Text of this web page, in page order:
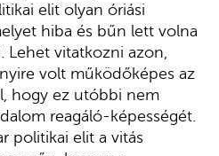
elit olyan óriási
hiba és bűn lett volna
Lehet vitatkozni azon,
volt működőképes az
hogy ez utóbbi nem
reagáló-képességét.
politikai elit a vitás